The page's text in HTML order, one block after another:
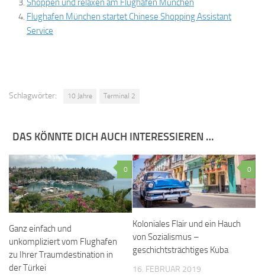
Shoppen und relaxen am Flughafen München
Flughafen München startet Chinese Shopping Assistant
Service
Schlagwörter: 10 Jahre Terminal 2
DAS KÖNNTE DICH AUCH INTERESSIEREN …
0
Ganz einfach und
unkompliziert vom Flughafen
zu Ihrer Traumdestination in
der Türkei
0
Koloniales Flair und ein Hauch
von Sozialismus –
geschichtsträchtiges Kuba
16. FEBRUAR 2019